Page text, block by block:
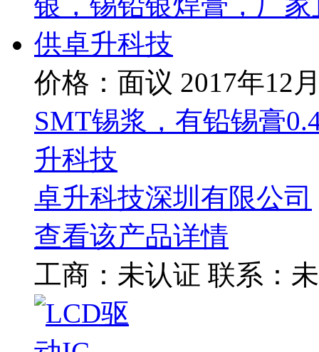
价格：面议 2017年12
SMT锡浆，有铅锡膏
升科技
卓升科技深圳有限公司
查看该产品详情
工商： 未认证 联系：